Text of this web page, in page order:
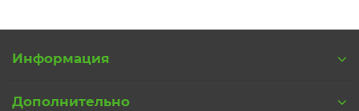
Информация
Дополнительно